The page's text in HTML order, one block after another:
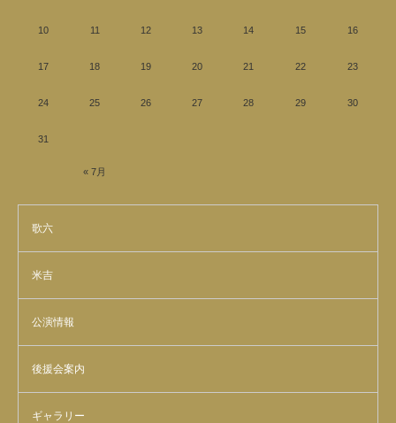
« 7月
10 11 12 13 14 15 16
17 18 19 20 21 22 23
24 25 26 27 28 29 30
31
歌六
米吉
公演情報
後援会案内
ギャラリー